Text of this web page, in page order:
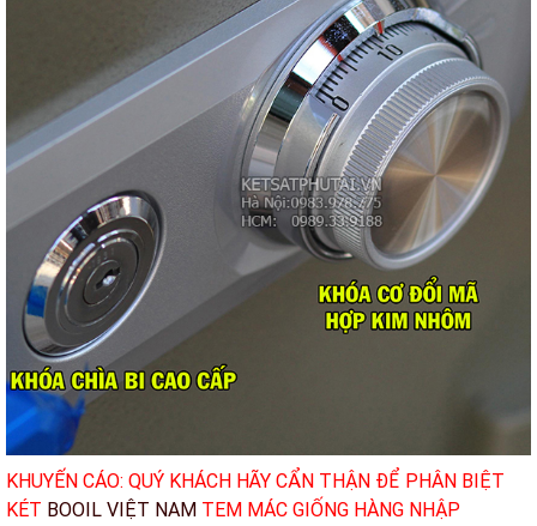
KHUYẾN CÁO: QUÝ KHÁCH HÃY CẨN THẬN ĐỂ PHÂN BIỆT
KÉT BOOIL VIỆT NAM TEM MÁC GIỐNG HÀNG NHẬP